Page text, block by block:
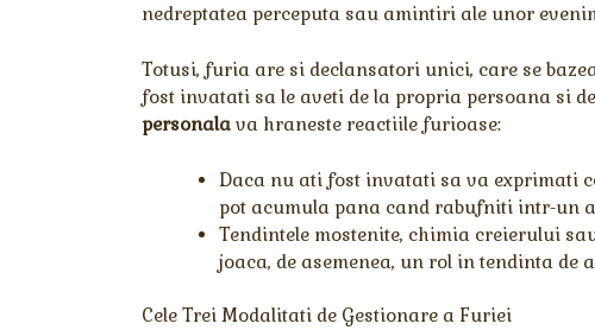
nedreptatea perceputa sau amintiri ale unor
Totusi, furia are si declansatori unici, care se
fost invatati sa le aveti de la propria persoana si
personala va hraneste reactiile furioase:
Daca nu ati fost invatati sa va exprimati
pot acumula pana cand rabufniti intr-un
Tendintele mostenite, chimia creierului
joaca, de asemenea, un rol in tendinta de
Cele Trei Modalitati de Gestionare a Furiei